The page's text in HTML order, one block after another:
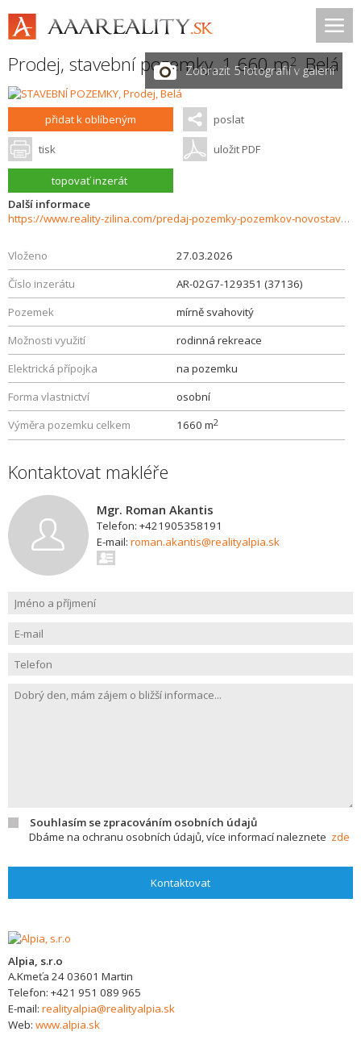
Prodej, stavební pozemky, 1 660 m2,Belá
Zobrazit 5 fotografií v galerii
přidat k oblíbeným poslat
tisk uložit PDF
topovať inzerát
Další informace
https://www.reality-zilina.com/predaj-pozemky-pozemkov-novostavby/Rekreacny-pozemok-v-Malej-Fatre-1660-m2--Bela-Branice-37136/?utm_source=areality&utm_medium=xml&utm_term=37136&utm_content=chalupa&utm_campaign=portaly
Vloženo
27.03.2026
Číslo inzerátu
AR-02G7-129351 (37136)
Pozemek
mírně svahovitý
Možnosti využití
rodinná rekreace
Elektrická přípojka
na pozemku
Forma vlastnictví
osobní
Výměra pozemku celkem
1660 m2
Kontaktovat makléře
Mgr. Roman Akantis
Telefon: +421905358191
E-mail: roman.akantis@realityalpia.sk
Souhlasím se zpracováním osobních údajů
Dbáme na ochranu osobních údajů, více informací naleznete zde
Kontaktovat
Alpia, s.r.o
A.Kmeťa 2403601 Martin
Telefon: +421 951 089 965
E-mail: realityalpia@realityalpia.sk
Web: www.alpia.sk